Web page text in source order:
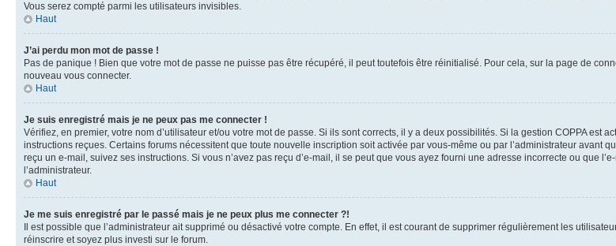
Vous serez compté parmi les utilisateurs invisibles.
Haut
J’ai perdu mon mot de passe !
Pas de panique ! Bien que votre mot de passe ne puisse pas être récupéré, il peut toutefois être réinitialisé. Pour cela, sur la page de
nouveau vous connecter.
Haut
Je suis enregistré mais je ne peux pas me connecter !
Vérifiez, en premier, votre nom d’utilisateur et/ou votre mot de passe. Si ils sont corrects, il y a deux possibilités. Si la gestion COPPA
instructions reçues. Certains forums nécessitent que toute nouvelle inscription soit activée par vous-même ou par l’administrateur avant
reçu un e-mail, suivez ses instructions. Si vous n’avez pas reçu d’e-mail, il se peut que vous ayez fourni une adresse incorrecte ou que
l’administrateur.
Haut
Je me suis enregistré par le passé mais je ne peux plus me connecter ?!
Il est possible que l’administrateur ait supprimé ou désactivé votre compte. En effet, il est courant de supprimer régulièrement les
réinscrire et soyez plus investi sur le forum.